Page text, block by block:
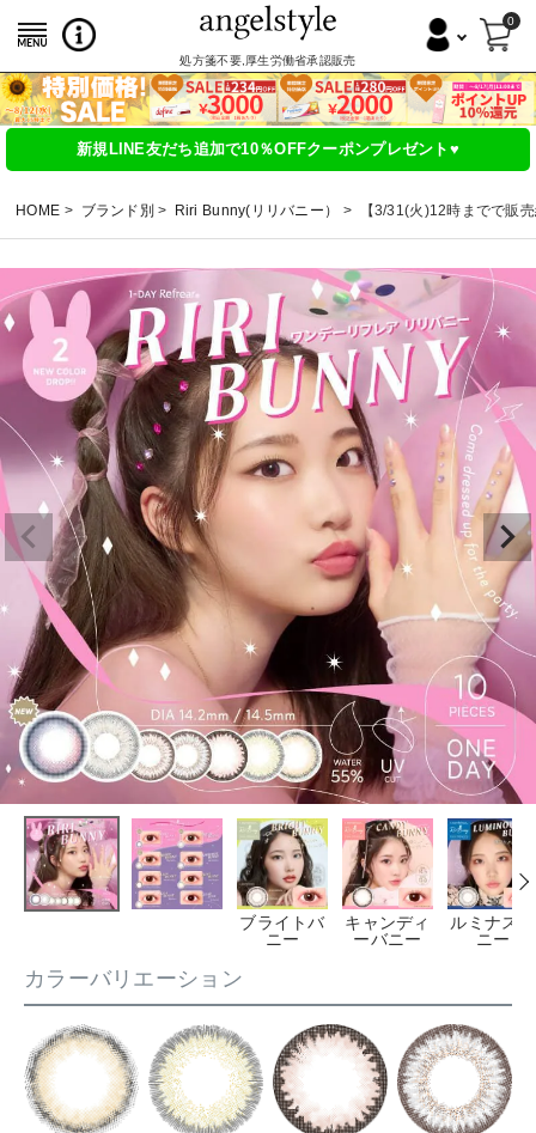
処方箋不要,厚生労働省承認販売
0
新規LINE友だち追加で10％OFFクーポンプレゼント♥
HOME ブランド別 Riri Bunny(リリバニー） 【3/31(火)12時までで販
ブライトバ
ニー
キャンディ
ーバニー
ルミナスバ
ニー
カラーバリエーション